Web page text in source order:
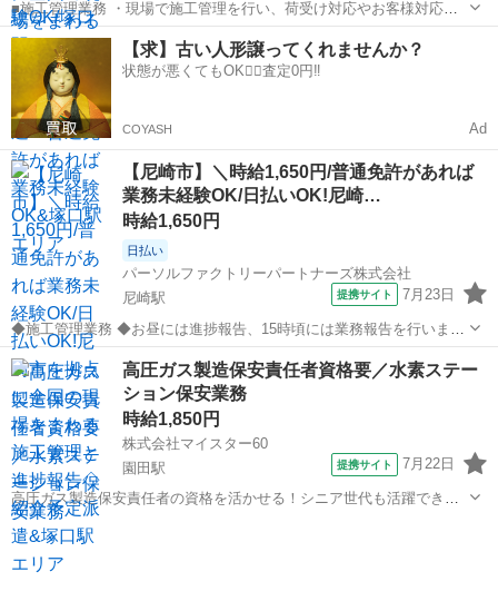
■施工管理業務 ・現場で施工管理を行い、荷受け対応やお客様対応を
します。 ・お昼には進捗報告、15時頃には業務報告を行います。 ・普
通自動車免許があれば未経験でもOK! ※北海道から沖縄まで、全国各
地へ出張します。 ★紹介...
兵庫 尼崎市 尼崎駅 その他
【求】古い人形譲ってくれませんか？
状態が悪くてもOK🙆‍♀️査定0円‼️
COYASH Ad
【尼崎市】＼時給1,650円/普通免許があれば
業務未経験OK/日払いOK!尼崎…
時給1,650円
日払い
パーソルファクトリーパートナーズ株式会社
尼崎駅
提携サイト 7月23日
◆施工管理業務 ◆お昼には進捗報告、15時頃には業務報告を行いま
す。 ◆現場で施工管理を行い、荷受け対応やお客様対応をします。 ◆
普通自動車免許があれば未経験でもOK! ※北海道から沖縄まで、全国
各地へ出張します。 ◆紹介...
兵庫 尼崎市 尼崎駅 その他
高圧ガス製造保安責任者資格要／水素ステー
ション保安業務
時給1,850円
株式会社マイスター60
園田駅
提携サイト 7月22日
高圧ガス製造保安責任者の資格を活かせる！シニア世代も活躍できる
お仕事です◎ 【マイスター60は、高齢者の雇用促進に取り組む人材会
社】 ミドル・中高年（50歳～60歳）の転職意向は高まっており 2017
年から21年にかけて、...
兵庫 尼崎市